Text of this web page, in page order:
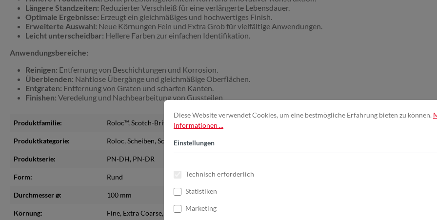
Längere Standzeiten: Reduzierter Verschleiß für eine verlängerte Lebensdauer.
Optimale Ergebnisse: Erzeugt ein gleichmäßiges und hochwertiges Finish.
Erweiterte Auswahl: Neue Körnungen Fein und Extra Grob für vielfältige Anwendungen.
Leicht unterscheidbar: Hellere Farben zur einfachen Identifikation.
Anwendungsbereiche:
Reinigen: Entfernung von Beschichtungen und Korrosion.
Überblenden: Nahtlose Übergänge und gleichmäßige Oberflächen.
Entgraten: Entfernung von Graten und scharfen Kanten.
Finishen: Veredelung und Nachbearbeitung von Gussteilen
Produktfamilie: Roloc™, Scotch-Brite™
Produktkategorie: Roloc, Scheiben, Schleifvlies
Produktserie: PN-DH, PN-DR
Form: Rund
Durchmesser ⌀: 100 mm
Körnung: Fine, Extra Coarse, Coarse, Medium, Very Fine
Diese Website verwendet Cookies, um eine bestmögliche Erfahrung bieten zu können.
Informationen ...
Einstellungen
Technisch erforderlich
Statistiken
Marketing